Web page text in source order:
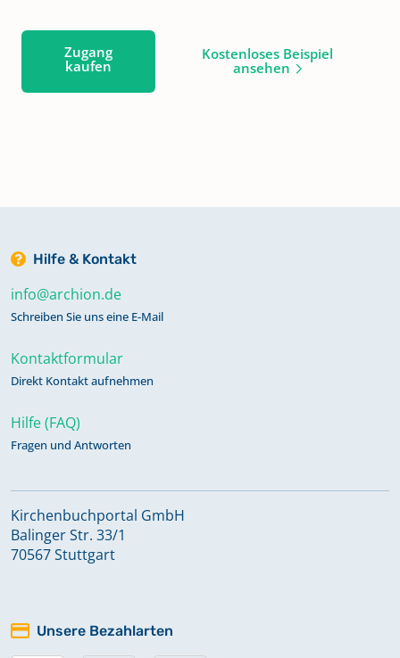
Zugang
kaufen
Kostenloses Beispiel
ansehen
Hilfe & Kontakt
info@archion.de
Schreiben Sie uns eine E-Mail
Kontaktformular
Direkt Kontakt aufnehmen
Hilfe (FAQ)
Fragen und Antworten
Kirchenbuchportal GmbH
Balinger Str. 33/1
70567 Stuttgart
Unsere Bezahlarten